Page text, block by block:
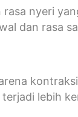
nyeri
dan rasa
lebih